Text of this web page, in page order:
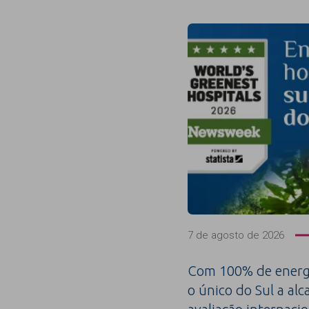
7 de agosto de 2026
Com 100% de
o único do Sul a